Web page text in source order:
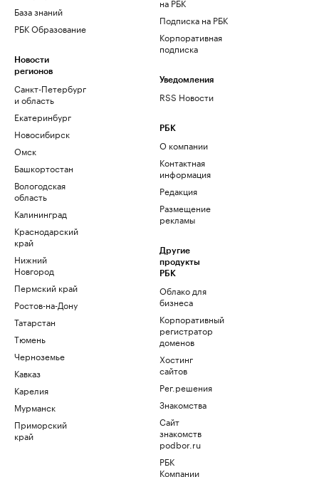
База знаний
РБК Образование
Новости
регионов
Санкт-Петербург
и область
Екатеринбург
Новосибирск
Омск
Башкортостан
Вологодская
область
Калининград
Краснодарский
край
Нижний
Новгород
Пермский край
Ростов-на-Дону
Татарстан
Тюмень
Черноземье
Кавказ
Карелия
Мурманск
Приморский
край
Подписка на РБК
Корпоративная
подписка
Уведомления
RSS Новости
РБК
О компании
Контактная
информация
Редакция
Размещение
рекламы
Другие
продукты
РБК
Облако для
бизнеса
Корпоративный
регистратор
доменов
Хостинг
сайтов
Рег.решения
Знакомства
Сайт
знакомств
podbor.ru
РБК
Компании